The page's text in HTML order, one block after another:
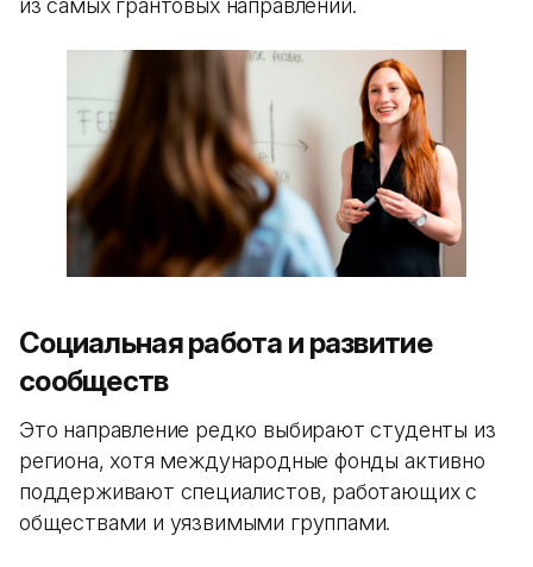
из самых грантовых направлений.
Социальная работа и развитие
сообществ
Это направление редко выбирают студенты из
региона, хотя международные фонды активно
поддерживают специалистов, работающих с
обществами и уязвимыми группами.